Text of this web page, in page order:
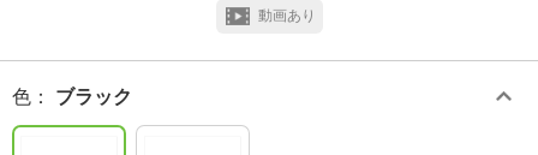
動画あり
色 ： ブラック